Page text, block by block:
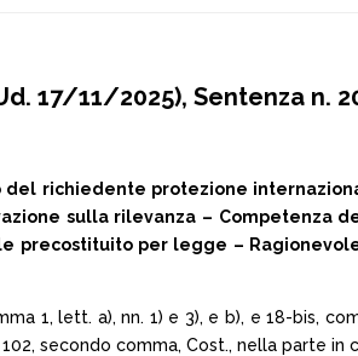
17/11/2025), Sentenza n.
del richiedente protezione
sulla rilevanza – Competenza
precostituito per legge –
1, lett. a), nn. 1) e 3), e b), e 18-bis,
secondo comma, Cost., nella parte in